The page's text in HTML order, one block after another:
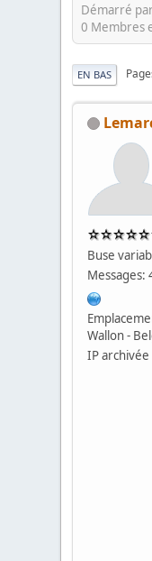
Démarré
0 Membres
EN BAS
Buse
Messages:
Wallon -
IP archivée